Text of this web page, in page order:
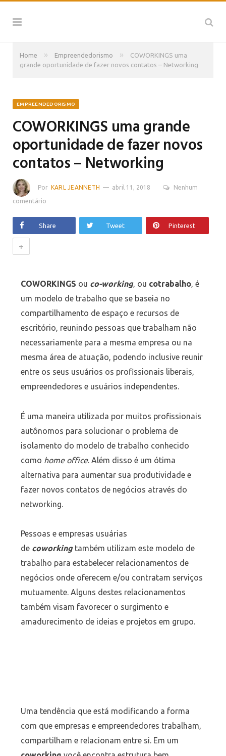
Home » Empreendedorismo »
COWORKINGS uma
grande oportunidade de fazer novos contatos – Networking
EMPREENDEDORISMO
COWORKINGS uma grande
oportunidade de fazer novos
contatos – Networking
Por KARL JEANNETH abril 11, 2018 Nenhum
comentário
Share Tweet Pinterest
+
COWORKINGS ou co-working, ou cotrabalho, é
um modelo de trabalho que se baseia no
compartilhamento de espaço e recursos de
escritório, reunindo pessoas que trabalham não
necessariamente para a mesma empresa ou na
mesma área de atuação, podendo inclusive reunir
entre os seus usuários os profissionais liberais,
empreendedores e usuários independentes.
É uma maneira utilizada por muitos profissionais
autônomos para solucionar o problema de
isolamento do modelo de trabalho conhecido
como home office. Além disso é um ótima
alternativa para aumentar sua produtividade e
fazer novos contatos de negócios através do
networking.
Pessoas e empresas usuárias
de coworkingtambém utilizam este modelo de
trabalho para estabelecer relacionamentos de
negócios onde oferecem e/ou contratam serviços
mutuamente. Alguns destes relacionamentos
também visam favorecer o surgimento e
amadurecimento de ideias e projetos em grupo.
Uma tendência que está modificando a forma
com que empresas e empreendedores trabalham,
compartilham e relacionam entre si. Em um